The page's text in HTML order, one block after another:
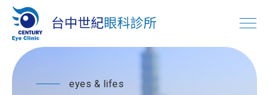
eyes & lifes